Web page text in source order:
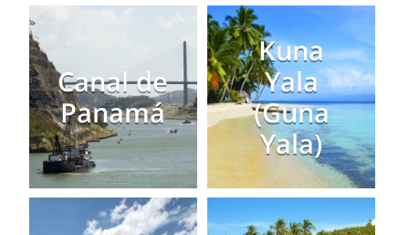
Canal de
Panamá
Kuna
Yala
(Guna
Yala)